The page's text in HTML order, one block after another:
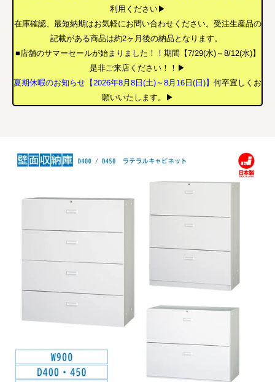
利用ください▶
在庫確認、最短納期はお気軽にお問い合わせください。受注生産品の
記載がある商品は約2ヶ月後の納品となります。
■店舗のサマーセールが始まりました！！期間【7/29(水)～8/12(水)】
是非ご来店ください！！▶
夏期休暇のお知らせ【2026年8月8日(土)～8月16日(日)】 何卒宜しくお
願いいたします。▶